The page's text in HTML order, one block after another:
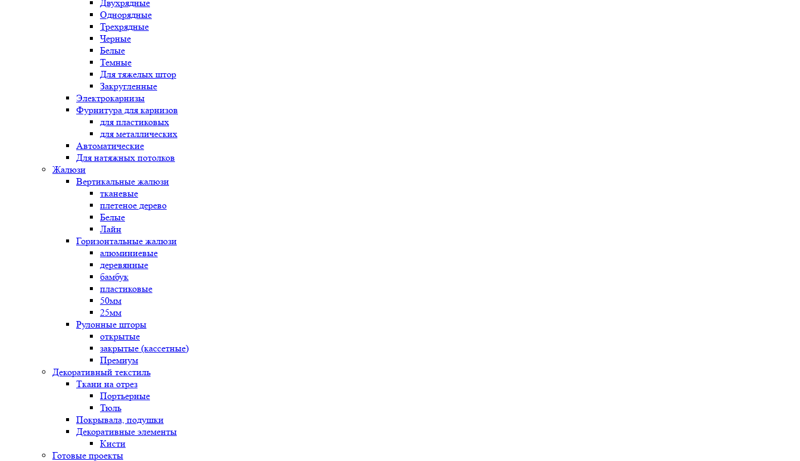
Двухрядные
Однорядные
Трехрядные
Черные
Белые
Темные
Для тяжелых штор
Закругленные
Электрокарнизы
Фурнитура для карнизов
для пластиковых
для металлических
Автоматические
Для натяжных потолков
Жалюзи
Вертикальные жалюзи
тканевые
плетеное дерево
Белые
Лайн
Горизонтальные жалюзи
алюминиевые
деревянные
бамбук
пластиковые
50мм
25мм
Рулонные шторы
открытые
закрытые (кассетные)
Премиум
Декоративный текстиль
Ткани на отрез
Портьерные
Тюль
Покрывала, подушки
Декоративные элементы
Кисти
Готовые проекты